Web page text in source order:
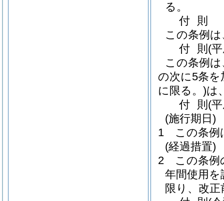
る。
付 則
この条例
付 則 (
この条例
の次に5条を
に限る。)は
付 則 (
(施行期日)
1
この条例
(経過措置)
2
この条例
年間使用
限り、改